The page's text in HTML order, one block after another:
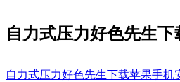
自力式压力好色先生
自力式压力好色先生下载苹果手机